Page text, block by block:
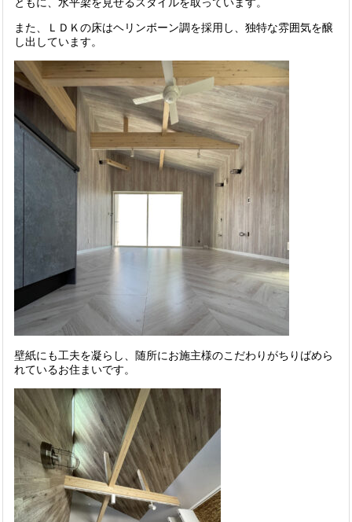
また、ＬＤＫの床はヘリンボーン調を採用し、独特な雰囲気を醸
し出しています。
壁紙にも工夫を凝らし、随所にお施主様のこだわりがちりばめら
れているお住まいです。